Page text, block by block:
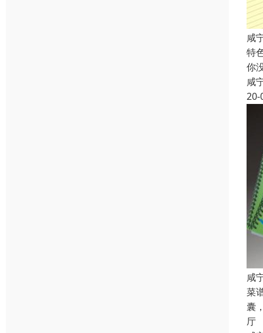
咸
特
你
咸
20-
咸
菜
囊
厅